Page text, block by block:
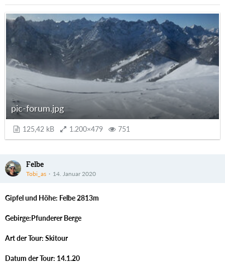
pic-forum.jpg
125,42 kB 1.200×479 751
Felbe
Tobi_as 14. Januar 2020
Gipfel und Höhe: Felbe 2813m
Gebirge:Pfunderer Berge
Art der Tour: Skitour
Datum der Tour: 14.1.20